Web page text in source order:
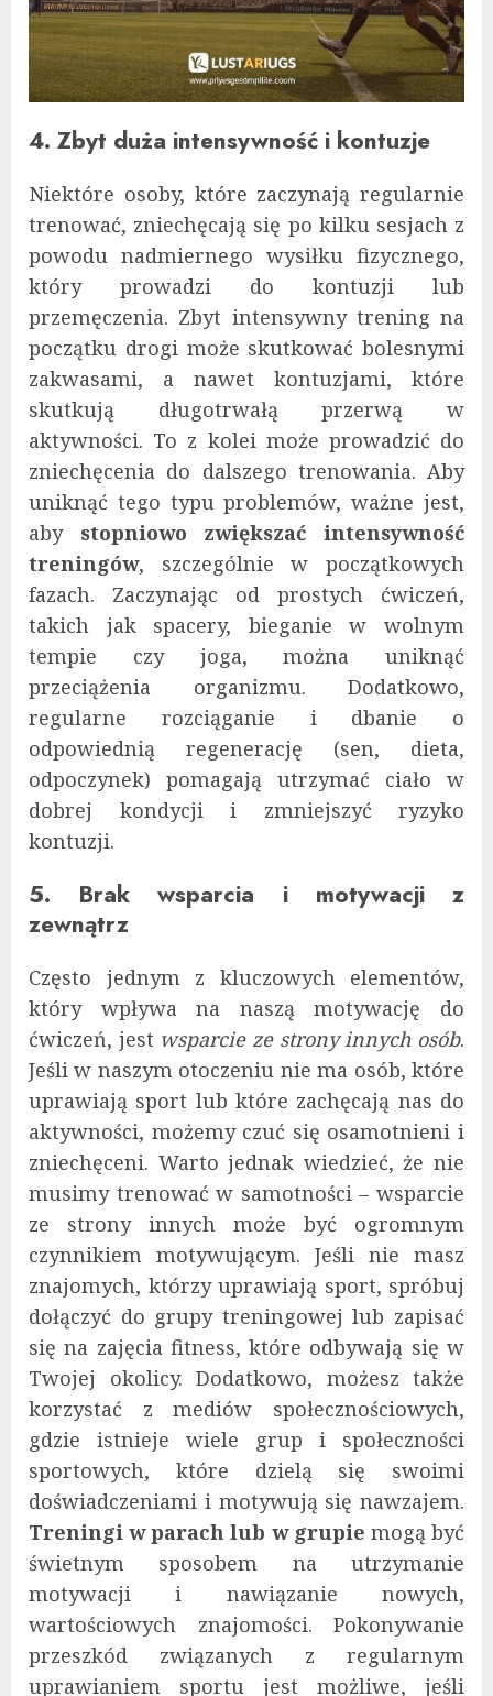
4. Zbyt duża intensywność i kontuzje
Niektóre osoby, które zaczynają regularnie
trenować, zniechęcają się po kilku sesjach z
powodu nadmiernego wysiłku fizycznego,
który prowadzi do kontuzji lub
przemęczenia. Zbyt intensywny trening na
początku drogi może skutkować bolesnymi
zakwasami, a nawet kontuzjami, które
skutkują długotrwałą przerwą w
aktywności. To z kolei może prowadzić do
zniechęcenia do dalszego trenowania. Aby
uniknąć tego typu problemów, ważne jest,
aby stopniowo zwiększać intensywność
treningów, szczególnie w początkowych
fazach. Zaczynając od prostych ćwiczeń,
takich jak spacery, bieganie w wolnym
tempie czy joga, można uniknąć
przeciążenia organizmu. Dodatkowo,
regularne rozciąganie i dbanie o
odpowiednią regenerację (sen, dieta,
odpoczynek) pomagają utrzymać ciało w
dobrej kondycji i zmniejszyć ryzyko
kontuzji.
5. Brak wsparcia i motywacji z
zewnątrz
Często jednym z kluczowych elementów,
który wpływa na naszą motywację do
ćwiczeń, jest wsparcie ze strony innych osób.
Jeśli w naszym otoczeniu nie ma osób, które
uprawiają sport lub które zachęcają nas do
aktywności, możemy czuć się osamotnieni i
zniechęceni. Warto jednak wiedzieć, że nie
musimy trenować w samotności – wsparcie
ze strony innych może być ogromnym
czynnikiem motywującym. Jeśli nie masz
znajomych, którzy uprawiają sport, spróbuj
dołączyć do grupy treningowej lub zapisać
się na zajęcia fitness, które odbywają się w
Twojej okolicy. Dodatkowo, możesz także
korzystać z mediów społecznościowych,
gdzie istnieje wiele grup i społeczności
sportowych, które dzielą się swoimi
doświadczeniami i motywują się nawzajem.
Treningi w parach lub w grupie mogą być
świetnym sposobem na utrzymanie
motywacji i nawiązanie nowych,
wartościowych znajomości. Pokonywanie
przeszkód związanych z regularnym
uprawianiem sportu jest możliwe, jeśli